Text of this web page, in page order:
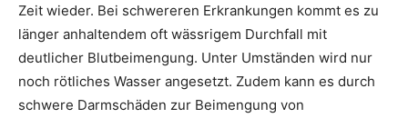
Zeit wieder. Bei schwereren Erkrankungen kommt es zu
länger anhaltendem oft wässrigem Durchfall mit
deutlicher Blutbeimengung. Unter Umständen wird nur
noch rötliches Wasser angesetzt. Zudem kann es durch
schwere Darmschäden zur Beimengung von